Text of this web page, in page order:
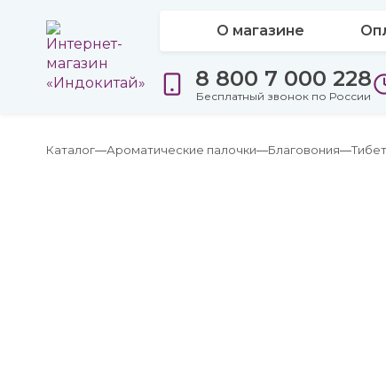
О магазине
8 800 7 000 228
Бесплатный звонок по России
Каталог Ароматические палочки Благовония